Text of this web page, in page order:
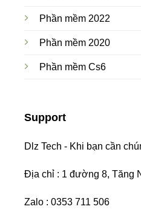
Phần mềm 2022
Phần mềm 2020
Phần mềm Cs6
Support
Dlz Tech - Khi bạn cần
Địa chỉ : 1 đường 8, Tăng
Zalo : 0353 711 506